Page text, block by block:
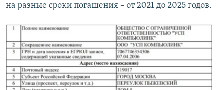
на разные сроки погашения – от 2021 до 2025 годов.